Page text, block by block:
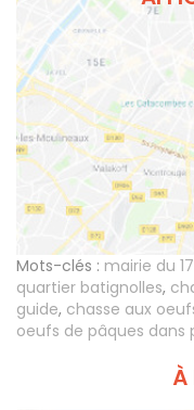
Mots-clés : mairie du
quartier batignolles,
guide, chasse aux
oeufs de pâques dans
À